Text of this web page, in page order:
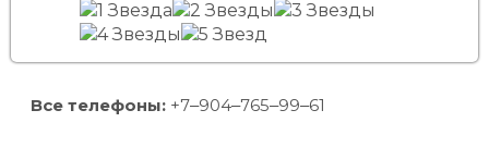
Все телефоны: +7‒904‒765‒99‒61